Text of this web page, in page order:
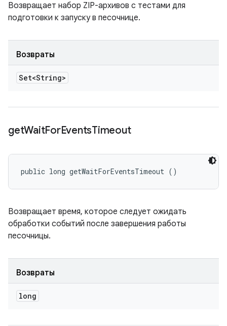
Возвращает набор ZIP-архивов с тестами для
подготовки к запуску в песочнице.
Возвраты
Set<String>
getWaitForEventsTimeout
public long getWaitForEventsTimeout ()
Возвращает время, которое следует ожидать
обработки событий после завершения работы
песочницы.
Возвраты
long